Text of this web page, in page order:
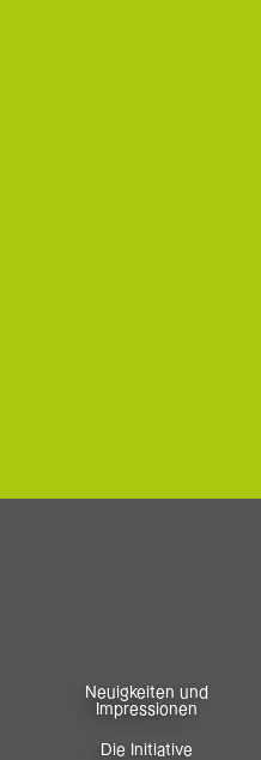
Neuigkeiten und
Impressionen
Die Initiative